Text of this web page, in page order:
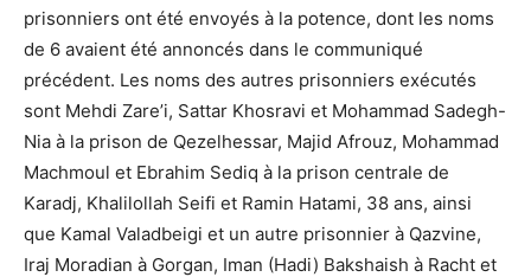
prisonniers ont été envoyés à la potence, dont les noms
de 6 avaient été annoncés dans le communiqué
précédent. Les noms des autres prisonniers exécutés
sont Mehdi Zare’i, Sattar Khosravi et Mohammad Sadegh-
Nia à la prison de Qezelhessar, Majid Afrouz, Mohammad
Machmoul et Ebrahim Sediq à la prison centrale de
Karadj, Khalilollah Seifi et Ramin Hatami, 38 ans, ainsi
que Kamal Valadbeigi et un autre prisonnier à Qazvine,
Iraj Moradian à Gorgan, Iman (Hadi) Bakshaish à Racht et